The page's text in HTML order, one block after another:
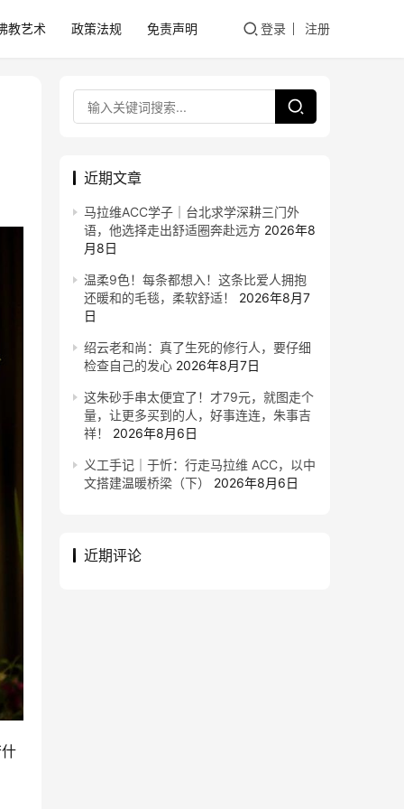
教艺术 政策法规 免责声明 登录 注册
近期文章
马拉维ACC学子｜台北求学深耕三门外
语，他选择走出舒适圈奔赴远方 2026年8
月8日
温柔9色！每条都想入！这条比爱人拥抱
还暖和的毛毯，柔软舒适！
2026年8月7
日
绍云老和尚：真了生死的修行人，要仔细
检查自己的发心 2026年8月7日
这朱砂手串太便宜了！才79元，就图走个
量，让更多买到的人，好事连连，朱事吉
祥！
2026年8月6日
义工手记｜于忻：行走马拉维 ACC，以中
文搭建温暖桥梁（下）
2026年8月6日
近期评论